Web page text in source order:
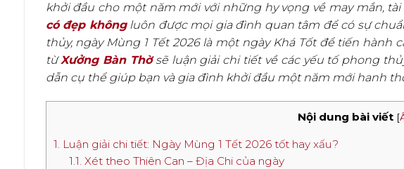
khởi đầu cho một năm mới với những hy vọng về may mắn, tài
có đẹp khôngluôn được mọi gia đình quan tâm để có sự
thủy, ngày Mùng 1 Tết 2026 là một ngày Khá Tốt để tiến
từXưởng Bàn Thờsẽ luận giải chi tiết về các yếu tố phong
dẫn cụ thể giúp bạn và gia đình khởi đầu một năm mới hanh
Nội dung bài viết [
1. Luận giải chi tiết: Ngày Mùng 1 Tết 2026 tốt hay xấu?
1.1. Xét theo Thiên Can – Địa Chi của ngày